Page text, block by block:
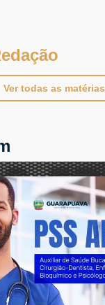
Ver todas as matérias